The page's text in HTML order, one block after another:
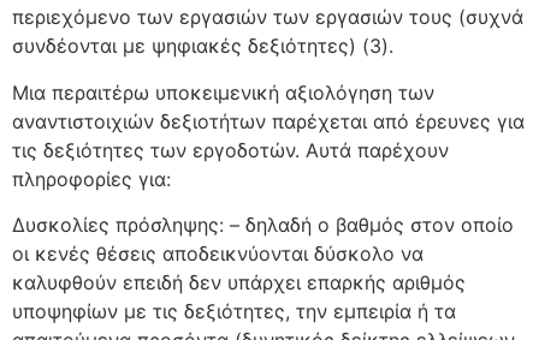
περιεχόμενο των εργασιών των εργασιών τους (συχνά
συνδέονται με ψηφιακές δεξιότητες) (3).
Μια περαιτέρω υποκειμενική αξιολόγηση των
αναντιστοιχιών δεξιοτήτων παρέχεται από έρευνες για
τις δεξιότητες των εργοδοτών. Αυτά παρέχουν
πληροφορίες για:
Δυσκολίες πρόσληψης: – δηλαδή ο βαθμός στον οποίο
οι κενές θέσεις αποδεικνύονται δύσκολο να
καλυφθούν επειδή δεν υπάρχει επαρκής αριθμός
υποψηφίων με τις δεξιότητες, την εμπειρία ή τα